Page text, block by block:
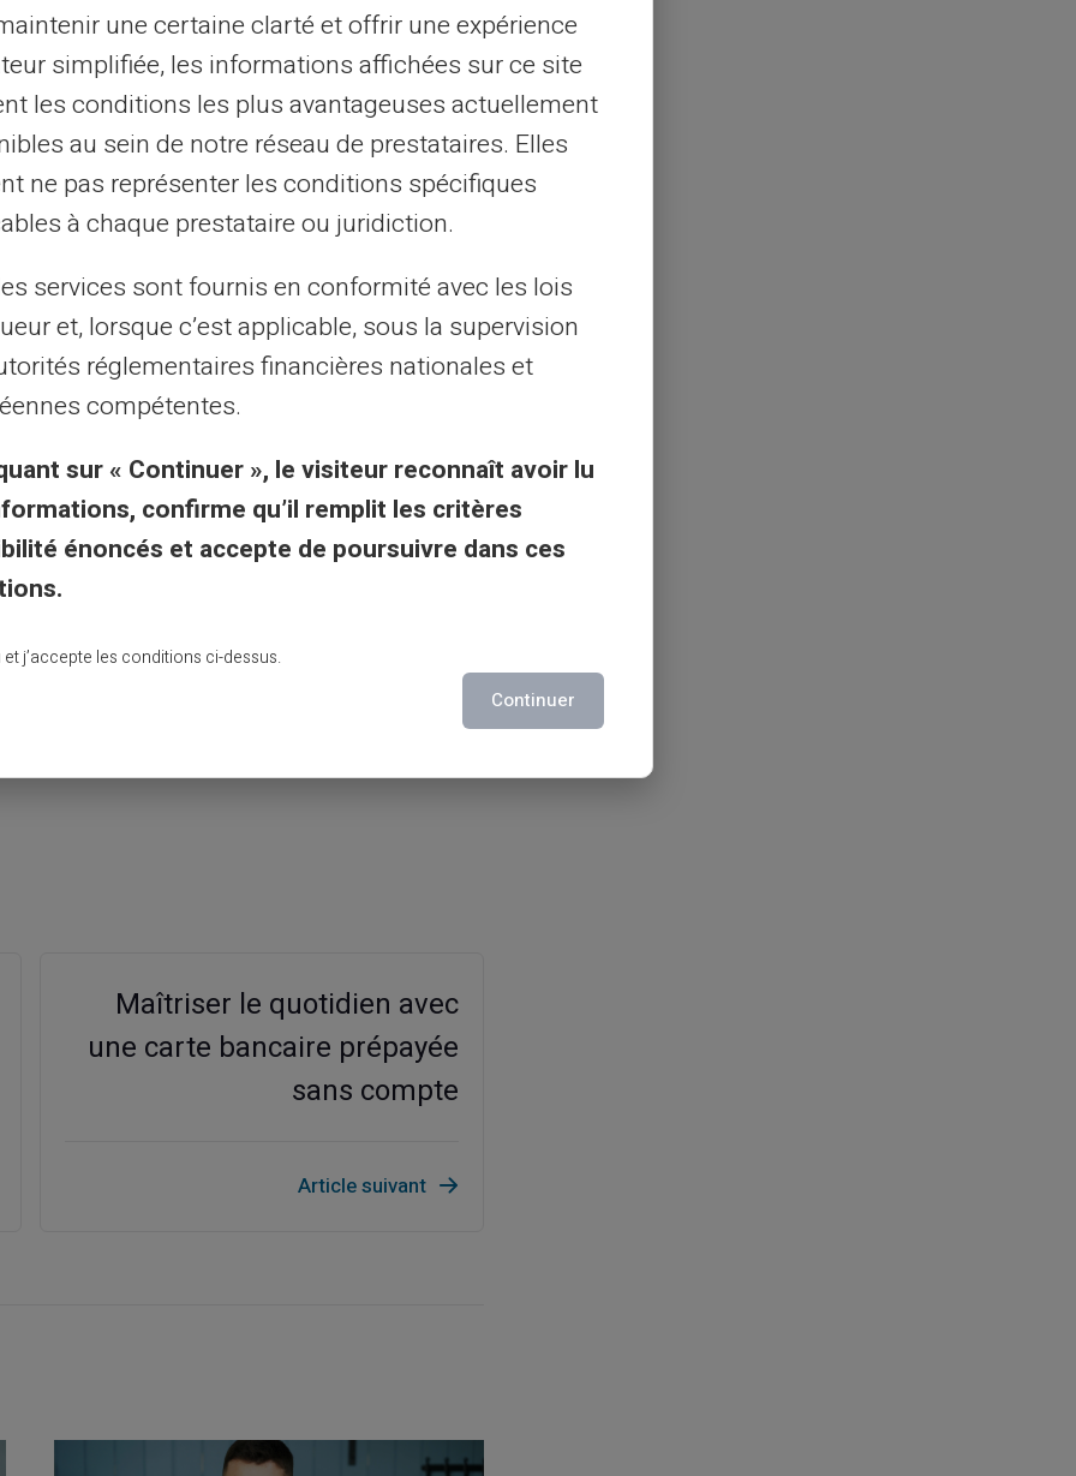
de paiement mais également un outil
enfant, avec une solde propre, ils
l'argent mais aussi la planification
une meilleure compréhension des
argent.
renforçant les leçons de finance
opportunités d'apprentissage sans
les cartes prépayées telles que la
gestion des financesd'une famille. Elles
sur les
et impliquer chaque membre de la
Maîtriser le quotidien avec
une carte bancaire prépayée
sans compte
Article suivant
une certaine clarté et offrir une expérience
simplifiée, les informations affichées sur ce site
les conditions les plus avantageuses actuellement
au sein de notre réseau de prestataires. Elles
ne pas représenter les conditions spécifiques
à chaque prestataire ou juridiction.
services sont fournis en conformité avec les lois
et, lorsque c’est applicable, sous la supervision
réglementaires financières nationales et
compétentes.
sur « Continuer », le visiteur reconnaît avoir lu
confirme qu’il remplit les critères
énoncés et accepte de poursuivre dans ces
et j’accepte les conditions ci-dessus.
Continuer